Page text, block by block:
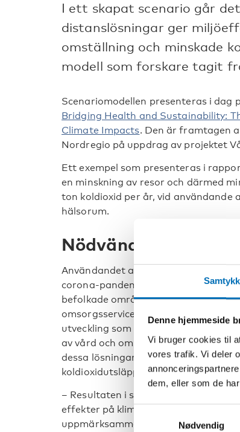
Denne hjemmeside
Vi bruger cookies til
vores trafik. Vi deler
dem, eller som de
Samtykkevalg
Nødvendig
I ett skapat scenario går
distanslösningar ger
omställning och minskade
modell som forskare tagit
Scenariomodellen presenteras i
Bridging Health and Sustainability:
Climate Impacts. Den är framtagen
Nordregio på uppdrag av projektet
Ett exempel som presenteras i
en minskning av resor och därmed
ton koldioxid per år, vid
hälsorum.
Nödvändig utveckling
Användandet av digitala lösningar
corona-pandemin. Tidigare var det
befolkade områden att förlita sig
omsorgsservice. Många menar att
utveckling som är nödvändig för att
av vård och omsorgstjänster i våra
dessa lösningars bidrag till positiva
koldioxidutsläpp, inte varit i fokus
– Resultaten i scenariomodellen är
effekter på klimatet. Det är ju något
uppmärksammat tidigare men som